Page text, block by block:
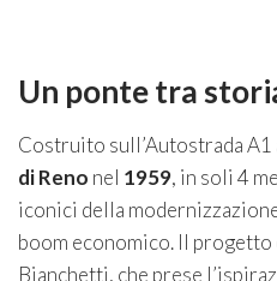
Un ponte tra
Costruito sull’Autostrada A1
di Reno nel 1959, in soli 4
iconici della
boom economico. Il
Bianchetti, che prese